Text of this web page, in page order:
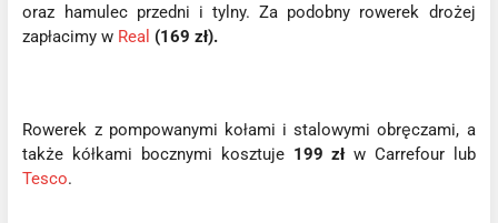
oraz hamulec przedni i tylny. Za podobny rowerek drożej
zapłacimy w Real (169 zł).
Rowerek z pompowanymi kołami i stalowymi obręczami, a
także kółkami bocznymi kosztuje 199 złw Carrefour lub
Tesco.